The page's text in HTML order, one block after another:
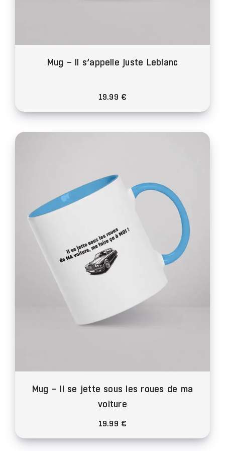
Mug – Il s’appelle Juste Leblanc
19.99 €
Ce
Les
options
choisies
sur
la
produit
Mug – Il se jette sous les roues de ma
voiture
19.99 €
Ce